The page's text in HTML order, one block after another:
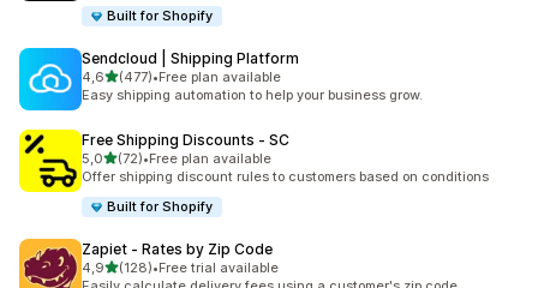
Built for Shopify
Sendcloud | Shipping Platform
4,6av 5 stjerner
(477)
Totalt 477 omtaler
•Free plan available
Easy shipping automation to help your business grow.
Free Shipping Discounts ‑ SC
5,0av 5 stjerner
(72)
Totalt 72 omtaler
•Free plan available
Offer shipping discount rules to customers based on conditions
Built for Shopify
Zapiet ‑ Rates by Zip Code
4,9av 5 stjerner
(128)
Totalt 128 omtaler
•Free trial available